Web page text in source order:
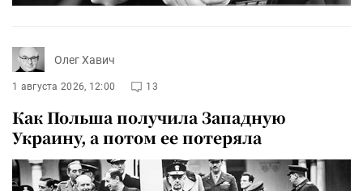
Олег Хавич
1 августа 2026, 12:00 13
Как Польша получила Западную
Украину, а потом ее потеряла